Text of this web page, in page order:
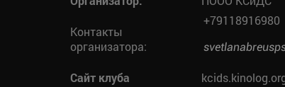
Контакты
организатора:
+79118916980
Сайт клуба